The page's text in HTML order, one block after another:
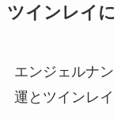
ツインレイ
エンジェルナ
運とツインレ